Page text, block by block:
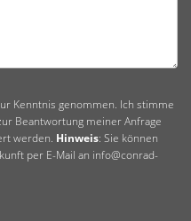
Kenntnis genommen. Ich stimme
Beantwortung meiner Anfrage
werden. Hinweis: Sie können
per E-Mail an info@conrad-